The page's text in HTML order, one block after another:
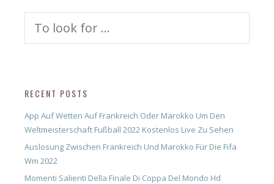
RECENT POSTS
App Auf Wetten Auf Frankreich Oder Marokko Um Den
Weltmeisterschaft Fußball 2022 Kostenlos Live Zu Sehen
Auslosung Zwischen Frankreich Und Marokko Für Die Fifa
Wm 2022
Momenti Salienti Della Finale Di Coppa Del Mondo Hd